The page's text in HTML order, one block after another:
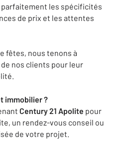
les spécificités
de prix et les attentes
fêtes, nous tenons à
nos clients pour leur
immobilier ?
Century 21 Apolite pour
un rendez-vous conseil ou
de votre projet.